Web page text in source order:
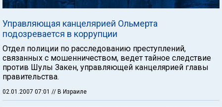
Управляющая канцелярией Ольмерта
подозревается в коррупции
Отдел полиции по расследованию преступлений,
связанных с мошенничеством, ведет тайное следствие
против Шулы Закен, управляющей канцелярией главы
правительства.
02.01.2007 07:01 // В Израиле